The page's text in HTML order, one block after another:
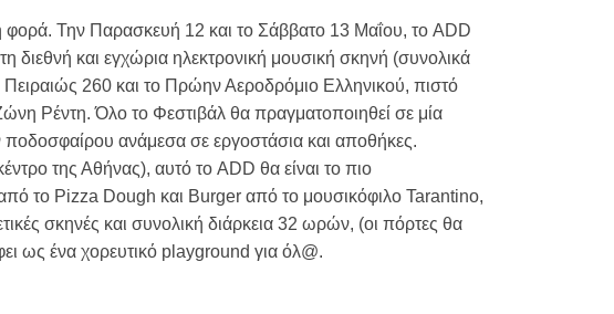
φορά. Την Παρασκευή 12 και το Σάββατο 13 Μαΐου, το ADD
και εγχώρια ηλεκτρονική μουσική σκηνή (συνολικά
260 και το Πρώην Αεροδρόμιο Ελληνικού, πιστό
Ρέντη. Όλο το Φεστιβάλ θα πραγματοποιηθεί σε μία
ποδοσφαίρου ανάμεσα σε εργοστάσια και αποθήκες.
της Αθήνας), αυτό το ADD θα είναι το πιο
το Pizza Dough και Burger από το μουσικόφιλο Tarantino,
σκηνές και συνολική διάρκεια 32 ωρών, (oι πόρτες θα
ως ένα χορευτικό playground για όλ@.